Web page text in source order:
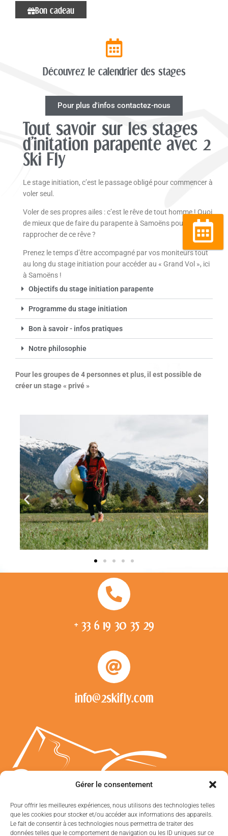
Gérer le consentement
Pour offrir les meilleures expériences, nous utilisons des technologies telles
que les cookies pour stocker et/ou accéder aux informations des appareils.
Le fait de consentir à ces technologies nous permettra de traiter des
données telles que le comportement de navigation ou les ID uniques sur ce
Réserver
Bon cadeau
Découvrez le calendrier des stages
Pour plus d'infos contactez-nous
Tout savoir sur les stages
d'initation parapente avec 2
Ski Fly
Le stage initiation, c’est le passage obligé pour commencer à
voler seul.
Voler de ses propres ailes : c’est le rêve de tout homme !Quoi
de mieux que de faire du parapente à Samoëns pour se
rapprocher de ce rêve ?
Prenez le temps d’être accompagné par vos moniteurs tout
au long du stage initiation pour accéder au « Grand Vol », ici
à Samoëns !
Objectifs du stage initiation parapente
Programme du stage initiation
Bon à savoir - infos pratiques
Notre philosophie
Pour les groupes de 4 personnes et plus, il est possible de
créer un stage « privé »
+ 33 6 19 30 35 29
info@2skifly.com
2 Ski FLy © 2020